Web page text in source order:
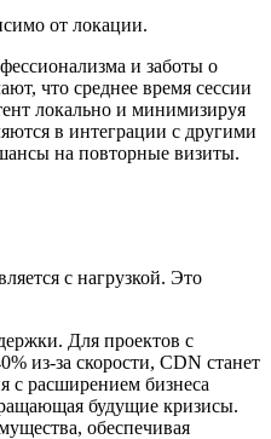
от локации.
и заботы о
что среднее время сессии
локально и минимизируя
в интеграции с другими
на повторные визиты.
с нагрузкой. Это
Для проектов с
из-за скорости, CDN станет
с расширением бизнеса
будущие кризисы.
обеспечивая